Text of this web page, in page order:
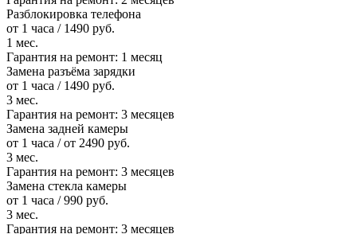
Разблокировка телефона
от 1 часа / 1490 руб.
1 мес.
Гарантия на ремонт: 1 месяц
Замена разъёма зарядки
от 1 часа / 1490 руб.
3 мес.
Гарантия на ремонт: 3 месяцев
Замена задней камеры
от 1 часа / от 2490 руб.
3 мес.
Гарантия на ремонт: 3 месяцев
Замена стекла камеры
от 1 часа / 990 руб.
3 мес.
Гарантия на ремонт: 3 месяцев